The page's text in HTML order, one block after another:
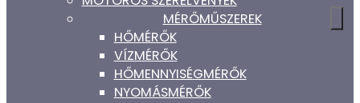
MÉRŐMŰSZEREK
HŐMÉRŐK
VÍZMÉRŐK
HŐMENNYISÉGMÉRŐK
NYOMÁSMÉRŐK